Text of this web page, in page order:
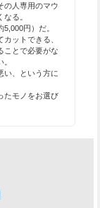
の人専用のマウ
る。
円）だ。
ットできる、
ことで必要がな
い、という方に
たモノをお選び